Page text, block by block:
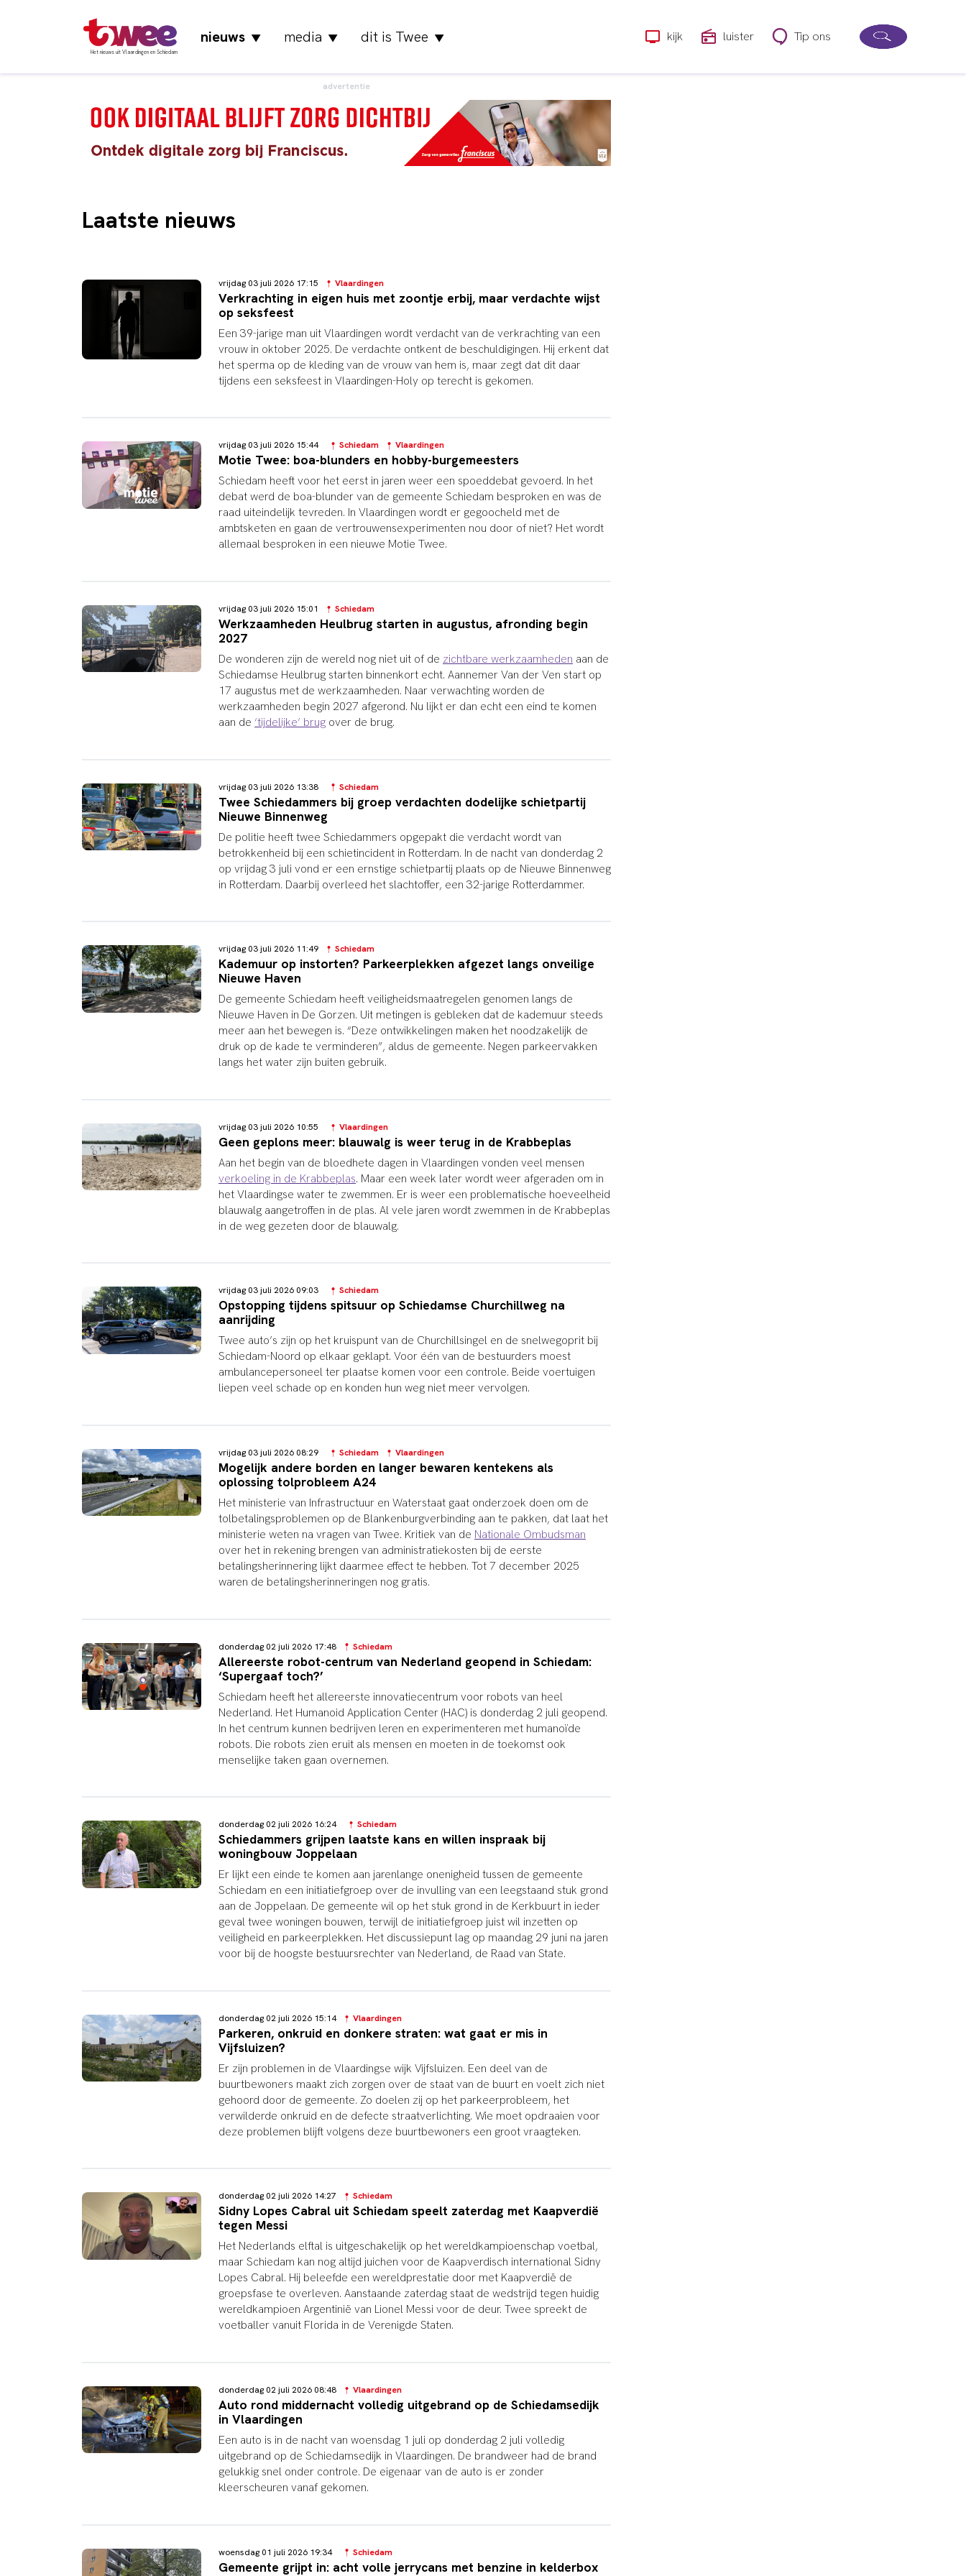
Het nieuws uit Vlaardingen en Schiedam
nieuws▼ media ▼ dit is Twee ▼ kijk luister Tip ons
advertentie
Laatste nieuws
vrijdag 03 juli 2026 17:15 Vlaardingen
Verkrachting in eigen huis met zoontje erbij, maar verdachte wijst
op seksfeest
Een 39-jarige man uit Vlaardingen wordt verdacht van de verkrachting van een
vrouw in oktober 2025. De verdachte ontkent de beschuldigingen. Hij erkent dat
het sperma op de kleding van de vrouw van hem is, maar zegt dat dit daar
tijdens een seksfeest in Vlaardingen-Holy op terecht is gekomen.
vrijdag 03 juli 2026 15:44 Schiedam Vlaardingen
Motie Twee: boa-blunders en hobby-burgemeesters
Schiedam heeft voor het eerst in jaren weer een spoeddebat gevoerd. In het
debat werd de boa-blunder van de gemeente Schiedam besproken en was de
raad uiteindelijk tevreden. In Vlaardingen wordt er gegoocheld met de
ambtsketen en gaan de vertrouwensexperimenten nou door of niet? Het wordt
allemaal besproken in een nieuwe Motie Twee.
vrijdag 03 juli 2026 15:01 Schiedam
Werkzaamheden Heulbrug starten in augustus, afronding begin
2027
De wonderen zijn de wereld nog niet uit of de zichtbare werkzaamheden aan de
Schiedamse Heulbrug starten binnenkort echt. Aannemer Van der Ven start op
17 augustus met de werkzaamheden. Naar verwachting worden de
werkzaamheden begin 2027 afgerond. Nu lijkt er dan echt een eind te komen
aan de ‘tijdelijke’ brug over de brug.
vrijdag 03 juli 2026 13:38 Schiedam
Twee Schiedammers bij groep verdachten dodelijke schietpartij
Nieuwe Binnenweg
De politie heeft twee Schiedammers opgepakt die verdacht wordt van
betrokkenheid bij een schietincident in Rotterdam. In de nacht van donderdag 2
op vrijdag 3 juli vond er een ernstige schietpartij plaats op de Nieuwe Binnenweg
in Rotterdam. Daarbij overleed het slachtoffer, een 32-jarige Rotterdammer.
vrijdag 03 juli 2026 11:49 Schiedam
Kademuur op instorten? Parkeerplekken afgezet langs onveilige
Nieuwe Haven
De gemeente Schiedam heeft veiligheidsmaatregelen genomen langs de
Nieuwe Haven in De Gorzen. Uit metingen is gebleken dat de kademuur steeds
meer aan het bewegen is. “Deze ontwikkelingen maken het noodzakelijk de
druk op de kade te verminderen”, aldus de gemeente. Negen parkeervakken
langs het water zijn buiten gebruik.
vrijdag 03 juli 2026 10:55 Vlaardingen
Geen geplons meer: blauwalg is weer terug in de Krabbeplas
Aan het begin van de bloedhete dagen in Vlaardingen vonden veel mensen
verkoeling in de Krabbeplas. Maar een week later wordt weer afgeraden om in
het Vlaardingse water te zwemmen. Er is weer een problematische hoeveelheid
blauwalg aangetroffen in de plas. Al vele jaren wordt zwemmen in de Krabbeplas
in de weg gezeten door de blauwalg.
vrijdag 03 juli 2026 09:03 Schiedam
Opstopping tijdens spitsuur op Schiedamse Churchillweg na
aanrijding
Twee auto’s zijn op het kruispunt van de Churchillsingel en de snelwegoprit bij
Schiedam-Noord op elkaar geklapt. Voor één van de bestuurders moest
ambulancepersoneel ter plaatse komen voor een controle. Beide voertuigen
liepen veel schade op en konden hun weg niet meer vervolgen.
vrijdag 03 juli 2026 08:29 Schiedam Vlaardingen
Mogelijk andere borden en langer bewaren kentekens als
oplossing tolprobleem A24
Het ministerie van Infrastructuur en Waterstaat gaat onderzoek doen om de
tolbetalingsproblemen op de Blankenburgverbinding aan te pakken, dat laat het
ministerie weten na vragen van Twee. Kritiek van de Nationale Ombudsman
over het in rekening brengen van administratiekosten bij de eerste
betalingsherinnering lijkt daarmee effect te hebben. Tot 7 december 2025
waren de betalingsherinneringen nog gratis.
donderdag 02 juli 2026 17:48 Schiedam
Allereerste robot-centrum van Nederland geopend in Schiedam:
‘Supergaaf toch?’
Schiedam heeft het allereerste innovatiecentrum voor robots van heel
Nederland. Het Humanoid Application Center (HAC) is donderdag 2 juli geopend.
In het centrum kunnen bedrijven leren en experimenteren met humanoïde
robots. Die robots zien eruit als mensen en moeten in de toekomst ook
menselijke taken gaan overnemen.
donderdag 02 juli 2026 16:24 Schiedam
Schiedammers grijpen laatste kans en willen inspraak bij
woningbouw Joppelaan
Er lijkt een einde te komen aan jarenlange onenigheid tussen de gemeente
Schiedam en een initiatiefgroep over de invulling van een leegstaand stuk grond
aan de Joppelaan. De gemeente wil op het stuk grond in de Kerkbuurt in ieder
geval twee woningen bouwen, terwijl de initiatiefgroep juist wil inzetten op
veiligheid en parkeerplekken. Het discussiepunt lag op maandag 29 juni na jaren
voor bij de hoogste bestuursrechter van Nederland, de Raad van State.
donderdag 02 juli 2026 15:14 Vlaardingen
Parkeren, onkruid en donkere straten: wat gaat er mis in
Vijfsluizen?
Er zijn problemen in de Vlaardingse wijk Vijfsluizen. Een deel van de
buurtbewoners maakt zich zorgen over de staat van de buurt en voelt zich niet
gehoord door de gemeente. Zo doelen zij op het parkeerprobleem, het
verwilderde onkruid en de defecte straatverlichting. Wie moet opdraaien voor
deze problemen blijft volgens deze buurtbewoners een groot vraagteken.
donderdag 02 juli 2026 14:27 Schiedam
Sidny Lopes Cabral uit Schiedam speelt zaterdag met Kaapverdië
tegen Messi
Het Nederlands elftal is uitgeschakelijk op het wereldkampioenschap voetbal,
maar Schiedam kan nog altijd juichen voor de Kaapverdisch international Sidny
Lopes Cabral. Hij beleefde een wereldprestatie door met Kaapverdië de
groepsfase te overleven. Aanstaande zaterdag staat de wedstrijd tegen huidig
wereldkampioen Argentinië van Lionel Messi voor de deur. Twee spreekt de
voetballer vanuit Florida in de Verenigde Staten.
donderdag 02 juli 2026 08:48 Vlaardingen
Auto rond middernacht volledig uitgebrand op de Schiedamsedijk
in Vlaardingen
Een auto is in de nacht van woensdag 1 juli op donderdag 2 juli volledig
uitgebrand op de Schiedamsedijk in Vlaardingen. De brandweer had de brand
gelukkig snel onder controle. De eigenaar van de auto is er zonder
kleerscheuren vanaf gekomen.
woensdag 01 juli 2026 19:34 Schiedam
Gemeente grijpt in: acht volle jerrycans met benzine in kelderbox